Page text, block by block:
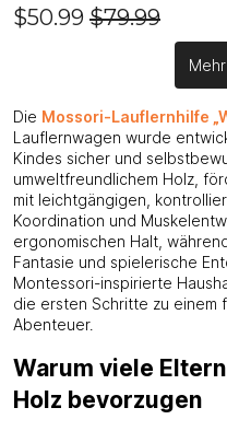
$50.99 $79.99
Die Mossori-Lauflernhilfe
Lauflernwagen wurde
Kindes sicher und
umweltfreundlichem Holz,
mit leichtgängigen,
Koordination und
ergonomischen Halt,
Fantasie und spielerische
Montessori-inspirierte
die ersten Schritte zu einem
Abenteuer.
Warum viele
Holz bevorzugen